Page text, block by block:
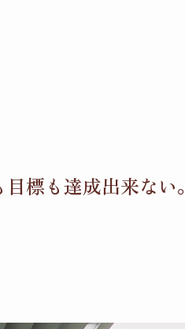
標も達成出来ない。